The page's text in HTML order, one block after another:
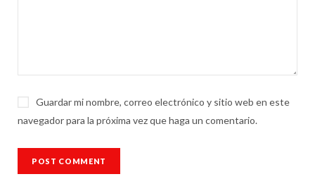
Guardar mi nombre, correo electrónico y sitio web en este
navegador para la próxima vez que haga un comentario.